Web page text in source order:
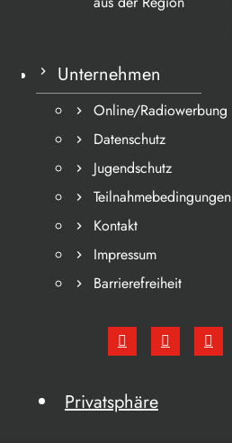
Unternehmen
Online/Radiowerbung
Datenschutz
Jugendschutz
Teilnahmebedingungen
Kontakt
Impressum
Barrierefreiheit
Privatsphäre